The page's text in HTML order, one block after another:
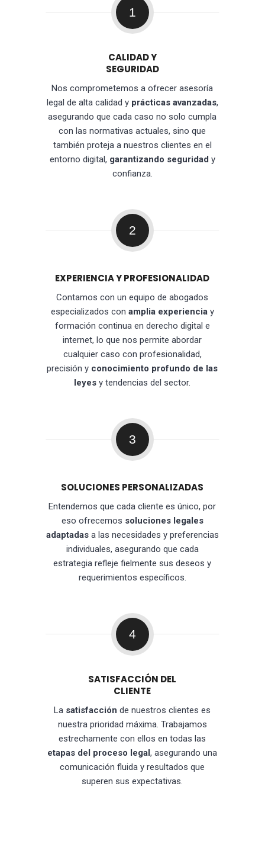
1
CALIDAD Y
SEGURIDAD
Nos comprometemos a ofrecer asesoría
legal de alta calidad y prácticas avanzadas,
asegurando que cada caso no solo cumpla
con las normativas actuales, sino que
también proteja a nuestros clientes en el
entorno digital, garantizando seguridad y
confianza.
2
EXPERIENCIA Y PROFESIONALIDAD
Contamos con un equipo de abogados
especializados con amplia experienciay
formación continua en derecho digital e
internet, lo que nos permite abordar
cualquier caso con profesionalidad,
precisión y conocimiento profundo de las
leyes y tendencias del sector.
3
SOLUCIONES PERSONALIZADAS
Entendemos que cada cliente es único, por
eso ofrecemos soluciones legales
adaptadasa las necesidades y preferencias
individuales, asegurando que cada
estrategia refleje fielmente sus deseos y
requerimientos específicos.
4
SATISFACCIÓN DEL
CLIENTE
La satisfacción de nuestros clientes es
nuestra prioridad máxima. Trabajamos
estrechamente con ellos en todas las
etapas del proceso legal, asegurando una
comunicación fluida y resultados que
superen sus expectativas.